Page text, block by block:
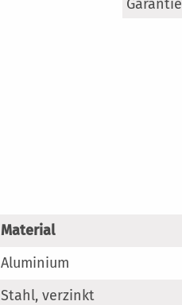
Garantie
Material
Aluminium
Stahl, verzinkt